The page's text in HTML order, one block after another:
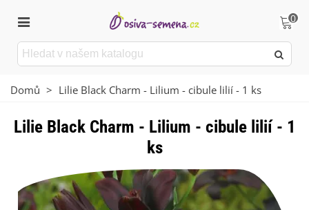
0
Domů > Lilie Black Charm - Lilium - cibule lilií - 1 ks
Lilie Black Charm - Lilium - cibule lilií - 1
ks